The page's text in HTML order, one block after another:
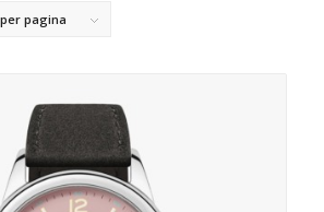
pagina